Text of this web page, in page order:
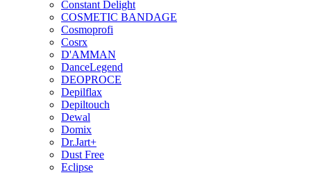
Constant Delight
COSMETIC BANDAGE
Cosmoprofi
Cosrx
D'AMMAN
DanceLegend
DEOPROCE
Depilflax
Depiltouch
Dewal
Domix
Dr.Jart+
Dust Free
Eclipse